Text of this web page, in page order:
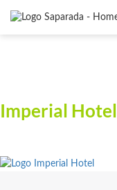
Imperial Hotel